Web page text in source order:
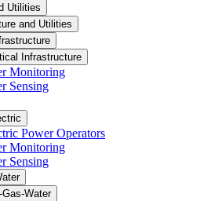
Utilities
and Utilities
Infrastructure
Monitoring
Sensing
Power Operators
Monitoring
Sensing
Gas-Water